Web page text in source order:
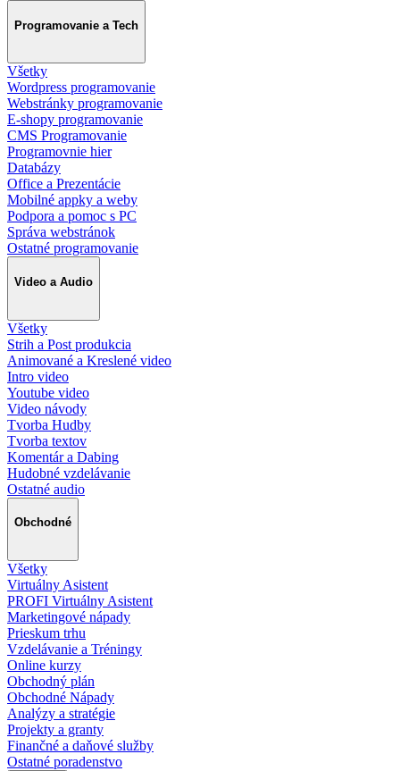
Programovanie a Tech
Všetky
Wordpress programovanie
Webstránky programovanie
E-shopy programovanie
CMS Programovanie
Programovnie hier
Databázy
Office a Prezentácie
Mobilné appky a weby
Podpora a pomoc s PC
Správa webstránok
Ostatné programovanie
Video a Audio
Všetky
Strih a Post produkcia
Animované a Kreslené video
Intro video
Youtube video
Video návody
Tvorba Hudby
Tvorba textov
Komentár a Dabing
Hudobné vzdelávanie
Ostatné audio
Obchodné
Všetky
Virtuálny Asistent
PROFI Virtuálny Asistent
Marketingové nápady
Prieskum trhu
Vzdelávanie a Tréningy
Online kurzy
Obchodný plán
Obchodné Nápady
Analýzy a stratégie
Projekty a granty
Finančné a daňové služby
Ostatné poradenstvo